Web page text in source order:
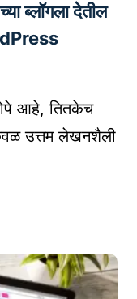
ब्लॉगला देतील
आहे, तितकेच
उत्तम लेखनशैली